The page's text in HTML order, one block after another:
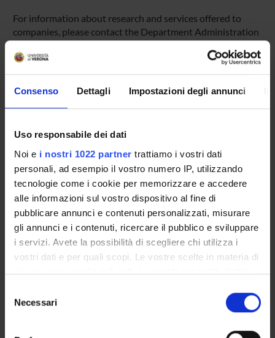
Consenso Dettagli Impostazioni degli annunci
Uso responsabile dei dati
Noi e i nostri 1022 partner trattiamo i vostri dati
personali, ad esempio il vostro numero IP, utilizzando
tecnologie come i cookie per memorizzare e accedere
alle informazioni sul vostro dispositivo al fine di
pubblicare annunci e contenuti personalizzati, misurare
gli annunci e i contenuti, ricercare il pubblico e sviluppare
i servizi. Avete la possibilità di scegliere chi utilizza i
vostri dati e per quali scopi. Le vostre scelte in materia di
privacy sono applicabili solo su questa proprietà digitale
modificare o revocare il proprio consenso in qualsiasi
momento dalla Dichiarazione sui cookie o facendo clic
delNecessari
For information about research and services offered to
companies, please contact the Department Administration
Office
Teaching and courses
Research and services for Companies and
Organization and Information Service
Email
Message